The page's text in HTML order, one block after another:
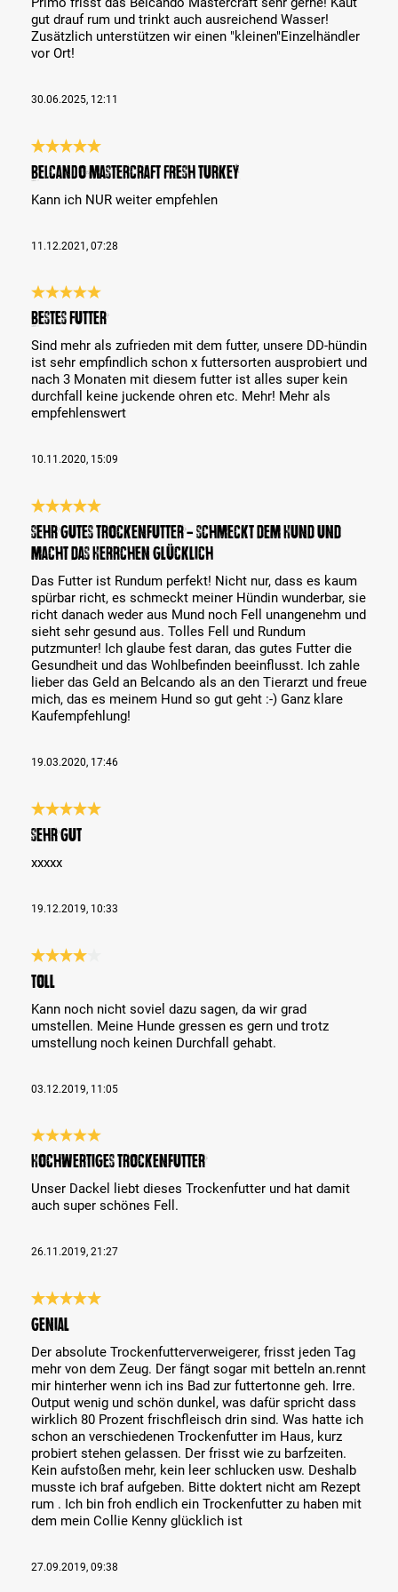
gut drauf rum und trinkt auch ausreichend Wasser!
Zusätzlich unterstützen wir einen "kleinen"Einzelhändler
vor Ort!
30.06.2025, 12:11
Évaluation avec une note de 5 sur 5 étoiles
BELCANDO MASTERCRAFT Fresh Turkey
Kann ich NUR weiter empfehlen
11.12.2021, 07:28
Évaluation avec une note de 5 sur 5 étoiles
Bestes Futter
Sind mehr als zufrieden mit dem futter, unsere DD-hündin
ist sehr empfindlich schon x futtersorten ausprobiert und
nach 3 Monaten mit diesem futter ist alles super kein
durchfall keine juckende ohren etc. Mehr! Mehr als
empfehlenswert
10.11.2020, 15:09
Évaluation avec une note de 5 sur 5 étoiles
Sehr gutes Trockenfutter - schmeckt dem Hund und
macht das Herrchen glücklich
Das Futter ist Rundum perfekt! Nicht nur, dass es kaum
spürbar richt, es schmeckt meiner Hündin wunderbar, sie
richt danach weder aus Mund noch Fell unangenehm und
sieht sehr gesund aus. Tolles Fell und Rundum
putzmunter! Ich glaube fest daran, das gutes Futter die
Gesundheit und das Wohlbefinden beeinflusst. Ich zahle
lieber das Geld an Belcando als an den Tierarzt und freue
mich, das es meinem Hund so gut geht :-) Ganz klare
Kaufempfehlung!
19.03.2020, 17:46
Évaluation avec une note de 5 sur 5 étoiles
sehr gut
xxxxx
19.12.2019, 10:33
Évaluation avec une note de 4 sur 5 étoiles
Toll
Kann noch nicht soviel dazu sagen, da wir grad
umstellen. Meine Hunde gressen es gern und trotz
umstellung noch keinen Durchfall gehabt.
03.12.2019, 11:05
Évaluation avec une note de 5 sur 5 étoiles
Hochwertiges Trockenfutter
Unser Dackel liebt dieses Trockenfutter und hat damit
auch super schönes Fell.
26.11.2019, 21:27
Évaluation avec une note de 5 sur 5 étoiles
Genial
Der absolute Trockenfutterverweigerer, frisst jeden Tag
mehr von dem Zeug. Der fängt sogar mit betteln an.rennt
mir hinterher wenn ich ins Bad zur futtertonne geh. Irre.
Output wenig und schön dunkel, was dafür spricht dass
wirklich 80 Prozent frischfleisch drin sind. Was hatte ich
schon an verschiedenen Trockenfutter im Haus, kurz
probiert stehen gelassen. Der frisst wie zu barfzeiten.
Kein aufstoßen mehr, kein leer schlucken usw. Deshalb
musste ich braf aufgeben. Bitte doktert nicht am Rezept
rum . Ich bin froh endlich ein Trockenfutter zu haben mit
dem mein Collie Kenny glücklich ist
27.09.2019, 09:38